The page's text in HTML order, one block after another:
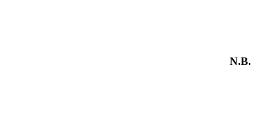
N.B.